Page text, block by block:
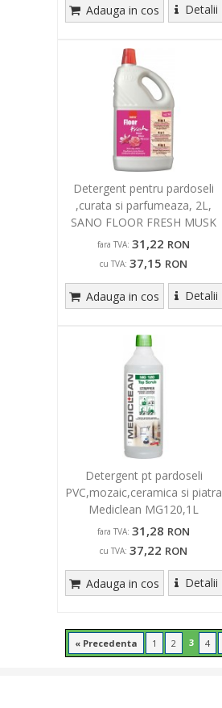
Adauga in cos Detalii
Detergent pentru pardoseli
,curata si parfumeaza, 2L,
SANO FLOOR FRESH MUSK
fara TVA: 31,22 RON
cu TVA: 37,15 RON
Adauga in cos Detalii
Detergent pt pardoseli
PVC,mozaic,ceramica si piatra
Mediclean MG120,1L
fara TVA: 31,28 RON
cu TVA: 37,22 RON
Adauga in cos Detalii
« Precedenta 1 2 3 4